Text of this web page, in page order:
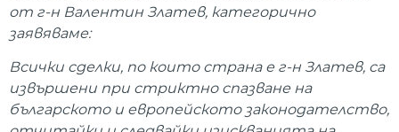
от г-н Валентин Златев, категорично
заявяваме:
Всички сделки, по които страна е г-н Златев, са
извършени при стриктно спазване на
българското и европейското законодателство,